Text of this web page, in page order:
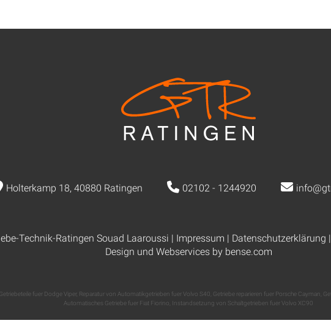
Holterkamp 18, 40880 Ratingen 02102 - 1244920
Technik-Ratingen Souad Laaroussi | Impressum | Datenschutzerklärung |
Design und Webservices by bense.com
Getriebeteile fuer Dodge Viper Reparatur von Automatikgetrieben fuer Volvo S40 Getriebe reparieren fuer Porsche Cayman
Automatisches Getriebe fuer Fiat Fiorino Instandsetzung von Schaltgetrieben fuer Volvo XC90